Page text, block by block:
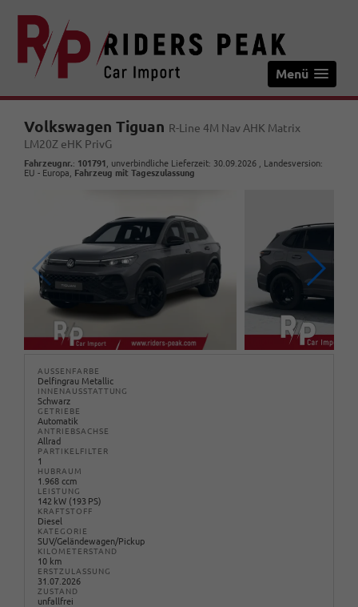
Menü
Volkswagen Tiguan R-Line 4M Nav AHK Matrix
LM20Z eHK PrivG
Fahrzeugnr.: 101791 , unverbindliche Lieferzeit: 30.09.2026 , Landesversion:
EU - Europa, Fahrzeug mit Tageszulassung
AUSSENFARBE
Delfingrau Metallic
INNENAUSSTATTUNG
Schwarz
GETRIEBE
Automatik
ANTRIEBSACHSE
Allrad
PARTIKELFILTER
1
HUBRAUM
1.968 ccm
LEISTUNG
142 kW (193 PS)
KRAFTSTOFF
Diesel
KATEGORIE
SUV/Geländewagen/Pickup
KILOMETERSTAND
10 km
ERSTZULASSUNG
31.07.2026
ZUSTAND
unfallfrei